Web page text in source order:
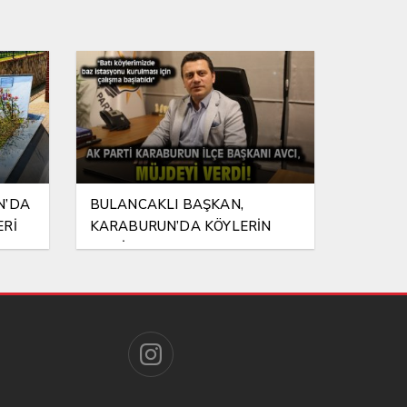
BULANCAKLI BAŞKAN,
KARABURUN’DA KÖYLERİN
BAZ İSTASYONU SORUNUNA EL